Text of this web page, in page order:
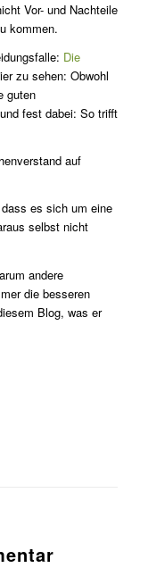
Vor- und Nachteile
kommen.
Die
zu sehen: Obwohl
guten
fest dabei: So trifft
auf
es sich um eine
selbst nicht
andere
die besseren
Blog, was er